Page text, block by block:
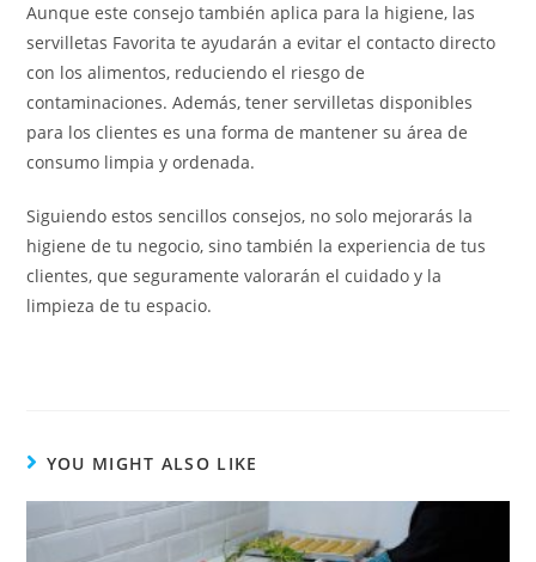
Aunque este consejo también aplica para la higiene, las
servilletas Favorita te ayudarán a evitar el contacto directo
con los alimentos, reduciendo el riesgo de
contaminaciones. Además, tener servilletas disponibles
para los clientes es una forma de mantener su área de
consumo limpia y ordenada.
Siguiendo estos sencillos consejos, no solo mejorarás la
higiene de tu negocio, sino también la experiencia de tus
clientes, que seguramente valorarán el cuidado y la
limpieza de tu espacio.
YOU MIGHT ALSO LIKE